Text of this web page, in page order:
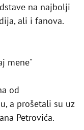
na najbolji
ali i fanova.
mene"
od
a prošetali su uz
Petrovića.